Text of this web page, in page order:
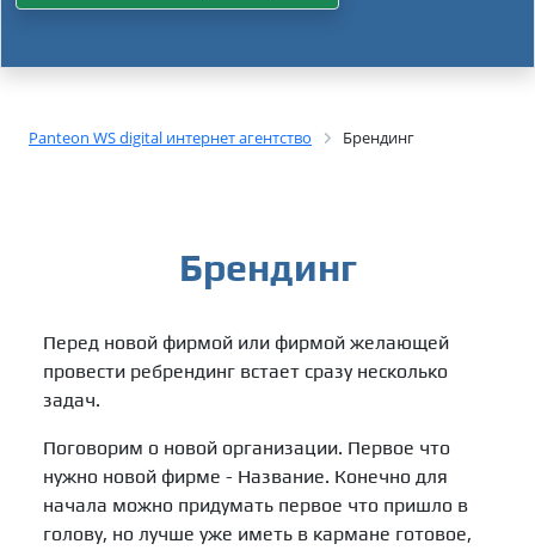
Panteon WS digital интернет агентство Брендинг
Брендинг
Перед новой фирмой или фирмой желающей
провести ребрендинг встает сразу несколько
задач.
Поговорим о новой организации. Первое что
нужно новой фирме - Название. Конечно для
начала можно придумать первое что пришло в
голову, но лучше уже иметь в кармане готовое,